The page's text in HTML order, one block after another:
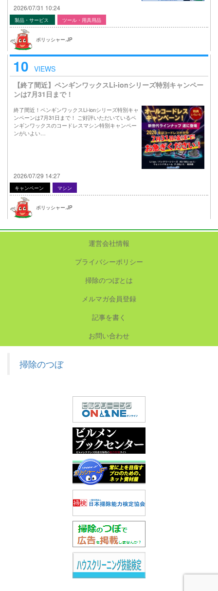
2026/07/31 10:24
製品・サービス ツール・用具用品
ポリッシャー.JP
10 VIEWS
【終了間近】ペンギンワックスLi-ionシリーズ特別キャンペー
ンは7月31日まで！
終了間近！ペンギンワックスLi-ionシリーズ特別キャ
ンペーンは7月31日まで！ ご好評いただいているペ
ンギンワックスのコードレスマシン特別キャンペー
ンがいよい…
2026/07/29 14:27
キャンペーン マシン
ポリッシャー.JP
運営会社情報
プライバシーポリシー
掃除のつぼとは
メルマガ会員登録
記事を書く
お問い合わせ
掃除のつぼ